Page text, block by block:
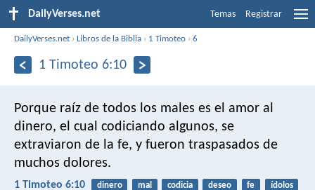
DailyVerses.net Temas Registrar
DailyVerses.net ›Libros de la Biblia › 1 Timoteo ›6
1 Timoteo 6:10
Porque raíz de todos los males es el amor al
dinero, el cual codiciando algunos, se
extraviaron de la fe, y fueron traspasados de
muchos dolores.
1 Timoteo 6:10 dinero mal codicia deseo fe ídolos